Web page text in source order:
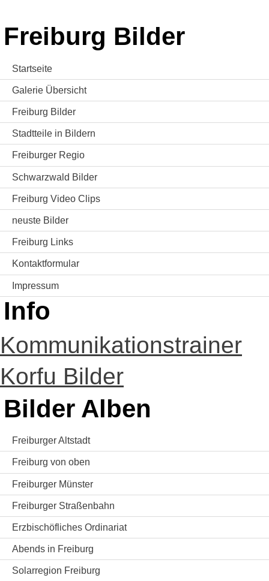
Freiburg Bilder
Startseite
Galerie Übersicht
Freiburg Bilder
Stadtteile in Bildern
Freiburger Regio
Schwarzwald Bilder
Freiburg Video Clips
neuste Bilder
Freiburg Links
Kontaktformular
Impressum
Info
Kommunikationstrainer
Korfu Bilder
Bilder Alben
Freiburger Altstadt
Freiburg von oben
Freiburger Münster
Freiburger Straßenbahn
Erzbischöfliches Ordinariat
Abends in Freiburg
Solarregion Freiburg